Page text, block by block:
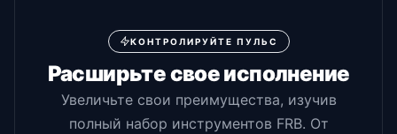
КОНТРОЛИРУЙТЕ ПУЛЬС
Расширьте свое исполнение
Увеличьте свои преимущества, изучив
полный набор инструментов FRB. От